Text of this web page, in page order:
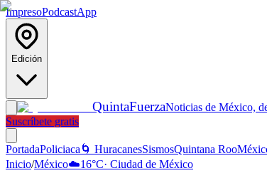
ImpresoPodcastApp
Edición
QuintaFuerzaNoticias de México,
Suscríbete gratis
PortadaPoliciaca 🌀 HuracanesSismosQuintana Roo
Inicio/México☁️16°C· Ciudad de México